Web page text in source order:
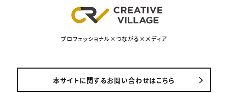
プロフェッショナル×つながる×メディア
本サイトに関するお問い合わせはこちら